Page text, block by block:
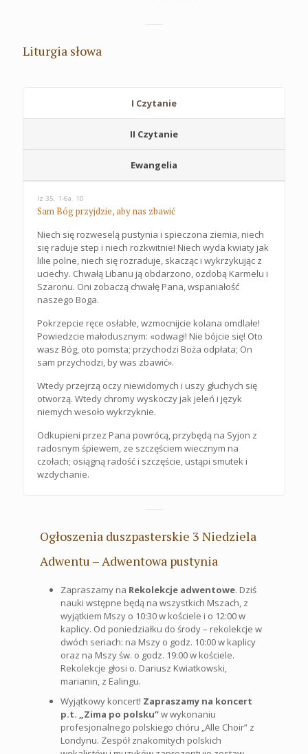
Liturgia słowa
I Czytanie
II Czytanie
Ewangelia
Iz 35, 1-6a. 10
Sam Bóg przyjdzie, aby nas zbawić
Niech się rozweselą pustynia i spieczona ziemia, niech
się raduje step i niech rozkwitnie! Niech wyda kwiaty jak
lilie polne, niech się rozraduje, skacząc i wykrzykując z
uciechy. Chwałą Libanu ją obdarzono, ozdobą Karmelu i
Szaronu. Oni zobaczą chwałę Pana, wspaniałość
naszego Boga.
Pokrzepcie ręce osłabłe, wzmocnijcie kolana omdlałe!
Powiedzcie małodusznym: «odwagi! Nie bójcie się! Oto
wasz Bóg, oto pomsta; przychodzi Boża odpłata; On
sam przychodzi, by was zbawić».
Wtedy przejrzą oczy niewidomych i uszy głuchych się
otworzą. Wtedy chromy wyskoczy jak jeleń i język
niemych wesoło wykrzyknie.
Odkupieni przez Pana powrócą, przybędą na Syjon z
radosnym śpiewem, ze szczęściem wiecznym na
czołach; osiągną radość i szczęście, ustąpi smutek i
wzdychanie.
Ogłoszenia duszpasterskie 3 Niedziela
Adwentu – Adwentowa pustynia
Zapraszamy na Rekolekcje adwentowe. Dziś
nauki wstępne będą na wszystkich Mszach, z
wyjątkiem Mszy o 10:30 w kościele i o 12:00 w
kaplicy. Od poniedziałku do środy – rekolekcje w
dwóch seriach: na Mszy o godz. 10:00 w kaplicy
oraz na Mszy św. o godz. 19:00 w kościele.
Rekolekcje głosi o. Dariusz Kwiatkowski,
marianin, z Ealingu.
Wyjątkowy koncert! Zapraszamy na koncert
p.t. „Zima po polsku”w wykonaniu
profesjonalnego polskiego chóru „Alle Choir” z
Londynu. Zespół znakomitych polskich